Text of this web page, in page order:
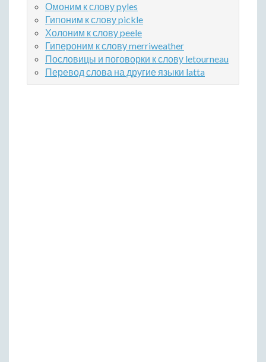
Омоним к слову pyles
Гипоним к слову pickle
Холоним к слову peele
Гипероним к слову merriweather
Пословицы и поговорки к слову letourneau
Перевод слова на другие языки latta